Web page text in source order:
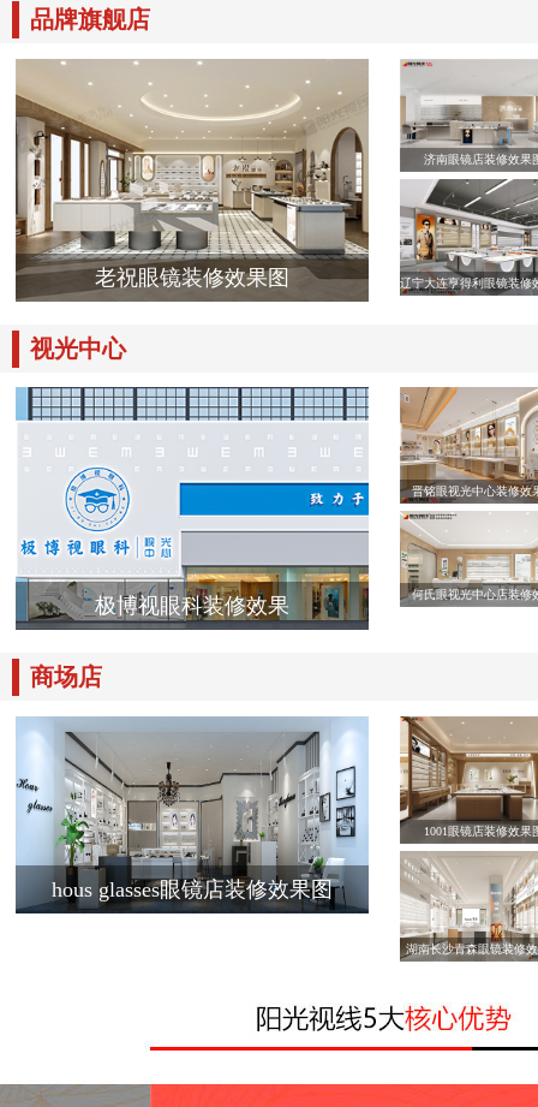
品牌旗舰店
老祝眼镜装修效果图
济南眼镜店装修效果
辽宁大连亨得利眼镜装修
视光中心
极博视眼科装修效果
晋铭眼视光中心装修效
何氏眼视光中心店装修
商场店
hous glasses眼镜店装修效果图
1001眼镜店装修效果
湖南长沙青森眼镜装修